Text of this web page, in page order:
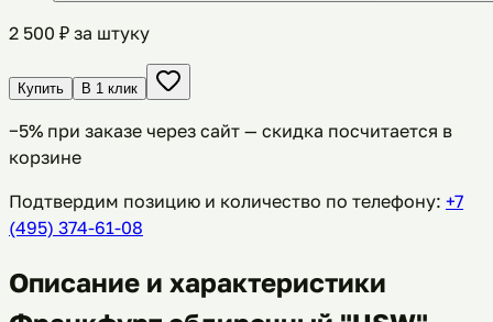
2 500 ₽ за штуку
Купить В 1 клик
−5% при заказе через сайт — скидка посчитается в
корзине
Подтвердим позицию и количество по телефону: +7
(495) 374-61-08
Описание и характеристики